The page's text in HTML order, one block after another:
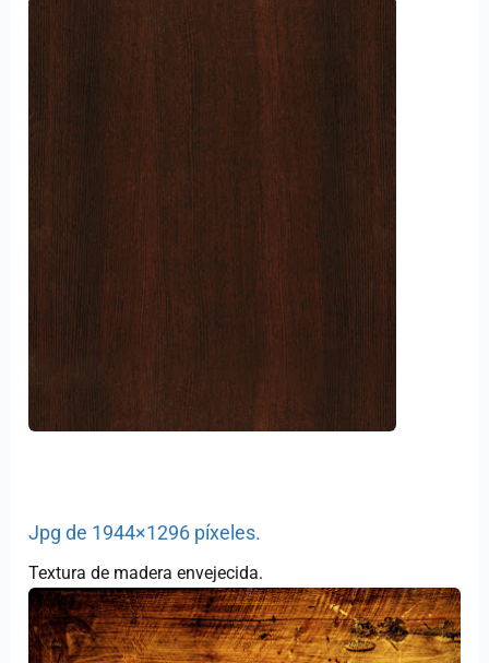
Jpg de 1944×1296 píxeles.
Textura de madera envejecida.